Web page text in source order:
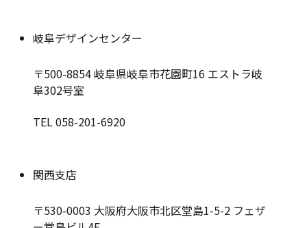
岐阜デザインセンター
〒500-8854岐阜県岐阜市花園町16 エストラ岐
阜302号室
TEL 058-201-6920
関西支店
〒530-0003 大阪府大阪市北区堂島1-5-2 フェザ